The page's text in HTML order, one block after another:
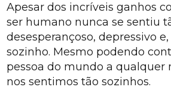
Apesar dos incríveis ganhos
ser humano nunca se sentiu
desesperançoso, depressivo
sozinho. Mesmo podendo
pessoa do mundo a qualquer
nos sentimos tão sozinhos.